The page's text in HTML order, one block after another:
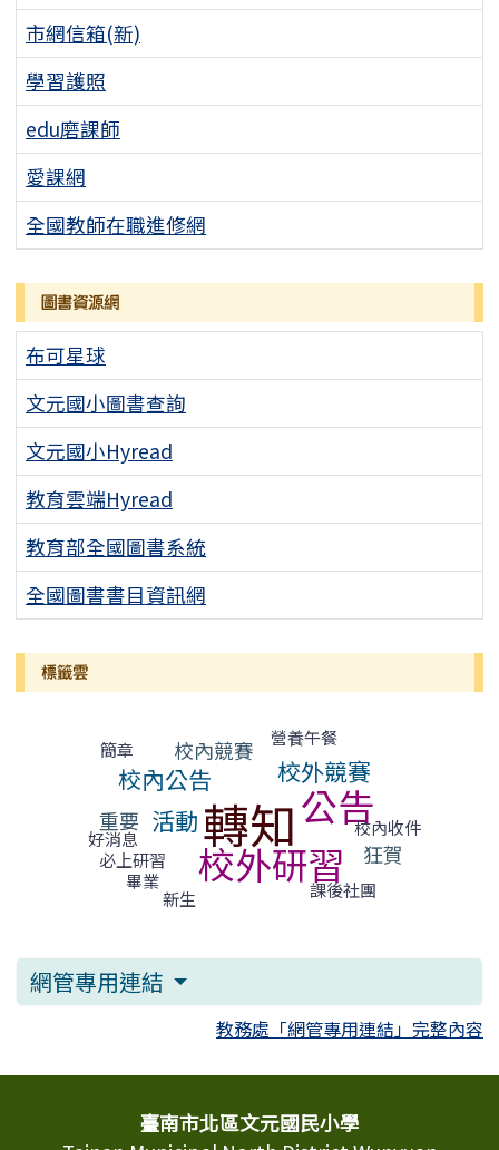
市網信箱(新)
學習護照
edu磨課師
愛課網
全國教師在職進修網
圖書資源網
布可星球
文元國小圖書查詢
文元國小Hyread
教育雲端Hyread
教育部全國圖書系統
全國圖書書目資訊網
標籤雲
簡章 校內競賽 營養午餐
校內公告 校外競賽
轉知公告
好消息
重要 活動
必上研習 校外研習
校內收件
狂賀
畢業
新生 課後社團
網管專用連結
教務處「網管專用連結」完整內容
頁尾區域內容臺南市北區文元國民小學